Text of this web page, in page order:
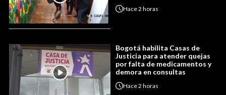
Hace2 horas
Bogotá habilita Casas de
Justicia para atender quejas
por falta de medicamentos y
demora en consultas
Hace2 horas